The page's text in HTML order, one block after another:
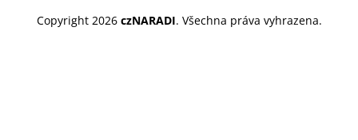
Copyright 2026 czNARADI. Všechna práva vyhrazena.